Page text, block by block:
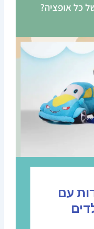
כל אופציה?
עם